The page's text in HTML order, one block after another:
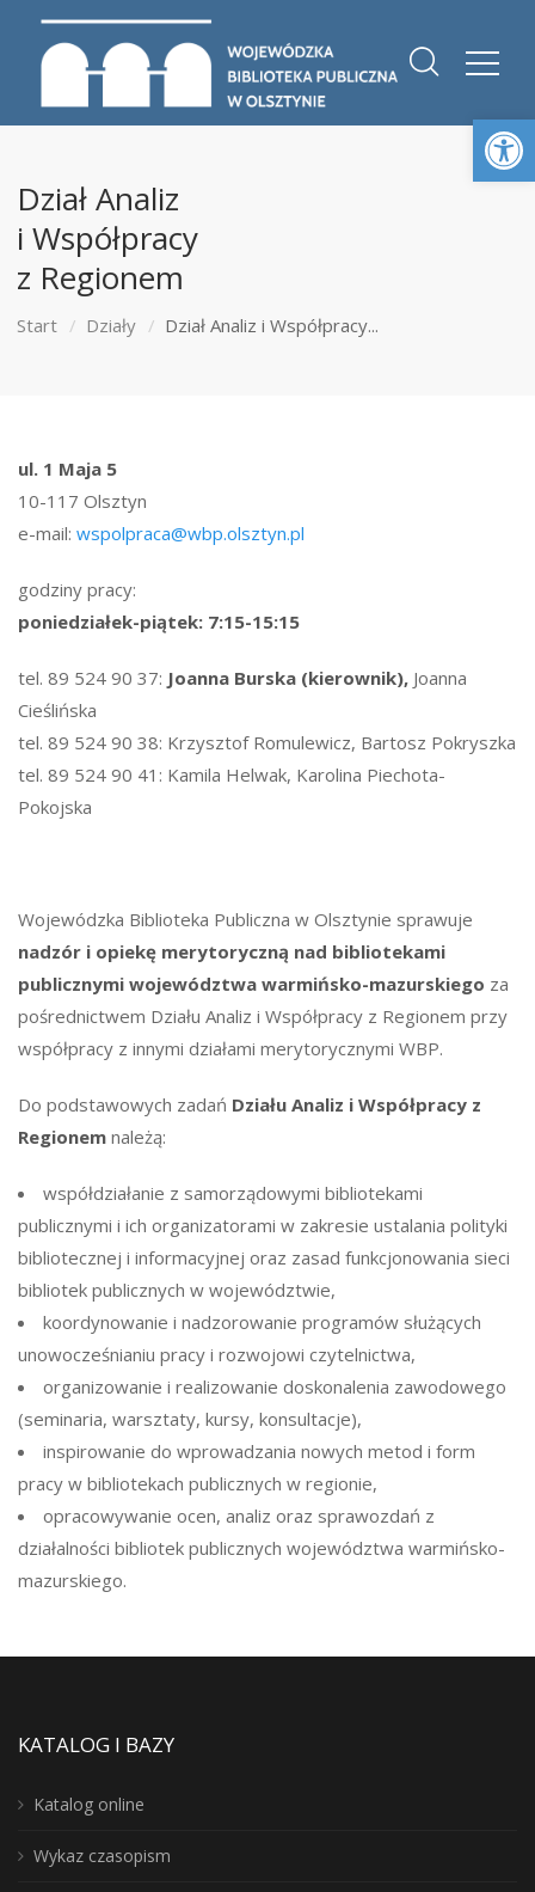
Dział Analiz
i Współpracy
z Regionem
Start Działy Dział Analiz i Współpracy...
ul. 1 Maja 5
10-117 Olsztyn
e-mail: wspolpraca@wbp.olsztyn.pl
godziny pracy:
poniedziałek-piątek: 7:15-15:15
tel. 89 524 90 37: Joanna Burska (kierownik), Joanna
Cieślińska
tel. 89 524 90 38: Krzysztof Romulewicz, Bartosz Pokryszka
tel. 89 524 90 41: Kamila Helwak, Karolina Piechota-
Pokojska
Wojewódzka Biblioteka Publiczna w Olsztynie sprawuje
nadzór i opiekę merytoryczną nad bibliotekami
publicznymi województwa warmińsko-mazurskiego za
pośrednictwem Działu Analiz i Współpracy z Regionem przy
współpracy z innymi działami merytorycznymi WBP.
Do podstawowych zadań Działu Analiz i Współpracy z
Regionem należą:
współdziałanie z samorządowymi bibliotekami
publicznymi i ich organizatorami w zakresie ustalania polityki
bibliotecznej i informacyjnej oraz zasad funkcjonowania sieci
bibliotek publicznych w województwie,
koordynowanie i nadzorowanie programów służących
unowocześnianiu pracy i rozwojowi czytelnictwa,
organizowanie i realizowanie doskonalenia zawodowego
(seminaria, warsztaty, kursy, konsultacje),
inspirowanie do wprowadzania nowych metod i form
pracy w bibliotekach publicznych w regionie,
opracowywanie ocen, analiz oraz sprawozdań z
działalności bibliotek publicznych województwa warmińsko-
mazurskiego.
KATALOG I BAZY
Katalog online
Wykaz czasopism